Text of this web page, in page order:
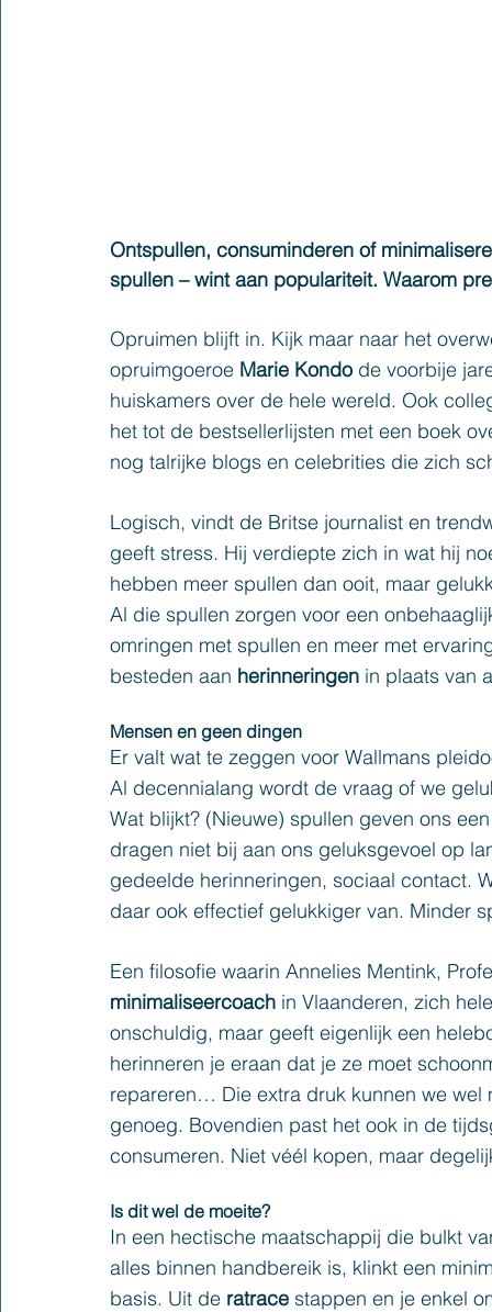
Ontspullen, consuminderen of
spullen – wint aan populariteit. Waarom
Opruimen blijft in. Kijk maar naar het
opruimgoeroe Marie Kondo de voorbije
huiskamers over de hele wereld. Ook
het tot de bestsellerlijsten met een boek
nog talrijke blogs en celebrities die zich
Logisch, vindt de Britse journalist en
geeft stress. Hij verdiepte zich in wat hij
hebben meer spullen dan ooit, maar
Al die spullen zorgen voor een
omringen met spullen en meer met
besteden aan herinneringen in plaats van
Mensen en geen dingen
Er valt wat te zeggen voor Wallmans
Al decennialang wordt de vraag of we
Wat blijkt? (Nieuwe) spullen geven ons
dragen niet bij aan ons geluksgevoel op
gedeelde herinneringen, sociaal contact.
daar ook effectief gelukkiger van. Minder
Een filosofie waarin Annelies Mentink,
minimaliseercoach in Vlaanderen, zich
onschuldig, maar geeft eigenlijk een
herinneren je eraan dat je ze moet
repareren… Die extra druk kunnen we wel
genoeg. Bovendien past het ook in de
consumeren. Niet véél kopen, maar
Is dit wel de moeite?
In een hectische maatschappij die bulkt
alles binnen handbereik is, klinkt een
basis. Uit de ratrace stappen en je enkel